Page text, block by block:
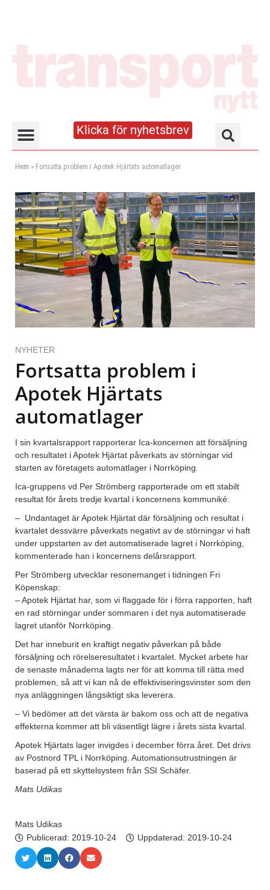
Klicka för nyhetsbrev
Hem » Fortsatta problem i Apotek Hjärtats automatlager
NYHETER
Fortsatta problem i
Apotek Hjärtats
automatlager
I sin kvartalsrapport rapporterar Ica-koncernen att försäljning
och resultatet i Apotek Hjärtat påverkats av störningar vid
starten av företagets automatlager i Norrköping.
Ica-gruppens vd Per Strömberg rapporterade om ett stabilt
resultat för årets tredje kvartal i koncernens kommuniké:
– Undantaget är Apotek Hjärtat där försäljning och resultat i
kvartalet dessvärre påverkats negativt av de störningar vi haft
under uppstarten av det automatiserade lagret i Norrköping,
kommenterade han i koncernens delårsrapport.
Per Strömberg utvecklar resonemanget i tidningen Fri
Köpenskap:
– Apotek Hjärtat har, som vi flaggade för i förra rapporten, haft
en rad störningar under sommaren i det nya automatiserade
lagret utanför Norrköping.
Det har inneburit en kraftigt negativ påverkan på både
försäljning och rörelseresultatet i kvartalet. Mycket arbete har
de senaste månaderna lagts ner för att komma till rätta med
problemen, så att vi kan nå de effektiviseringsvinster som den
nya anläggningen långsiktigt ska leverera.
– Vi bedömer att det värsta är bakom oss och att de negativa
effekterna kommer att bli väsentligt lägre i årets sista kvartal.
Apotek Hjärtats lager invigdes i december förra året. Det drivs
av Postnord TPL i Norrköping. Automationsutrustningen är
baserad på ett skyttelsystem från SSI Schäfer.
Mats Udikas
Mats Udikas
Publicerad: 2019-10-24 Uppdaterad: 2019-10-24